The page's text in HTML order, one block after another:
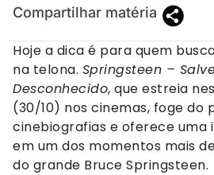
Compartilhar matéria
Hoje a dica é para quem
na telona. Springsteen –
Desconhecido, que estreia
(30/10) nos cinemas, foge do
cinebiografias e oferece uma
em um dos momentos mais
do grande Bruce Springsteen.